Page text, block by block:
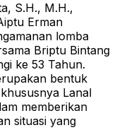
S.H., M.H.,
Erman
lomba
Briptu Bintang
ke 53 Tahun.
bentuk
Lanal
memberikan
situasi yang